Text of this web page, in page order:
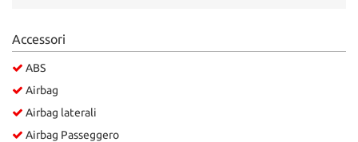
Accessori
ABS
Airbag
Airbag laterali
Airbag Passeggero
Salva
le
impostazioni